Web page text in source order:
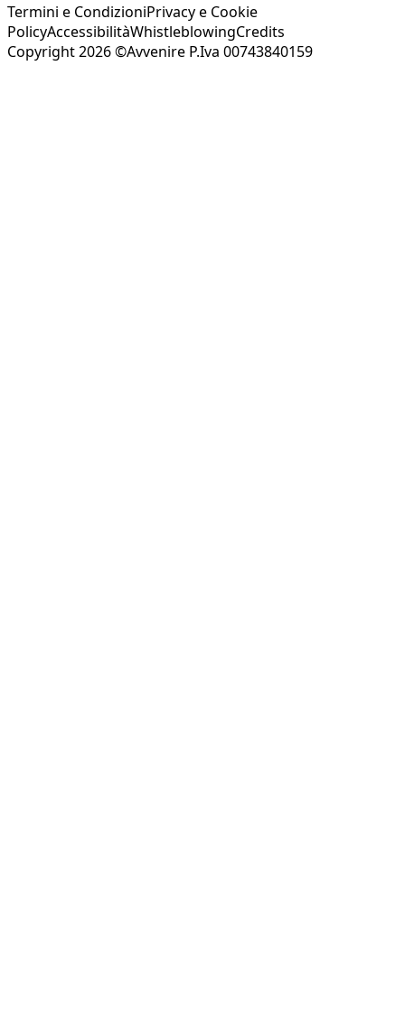
Termini e CondizioniPrivacy e Cookie
PolicyAccessibilitàWhistleblowingCredits
Copyright 2026 ©Avvenire P.Iva 00743840159